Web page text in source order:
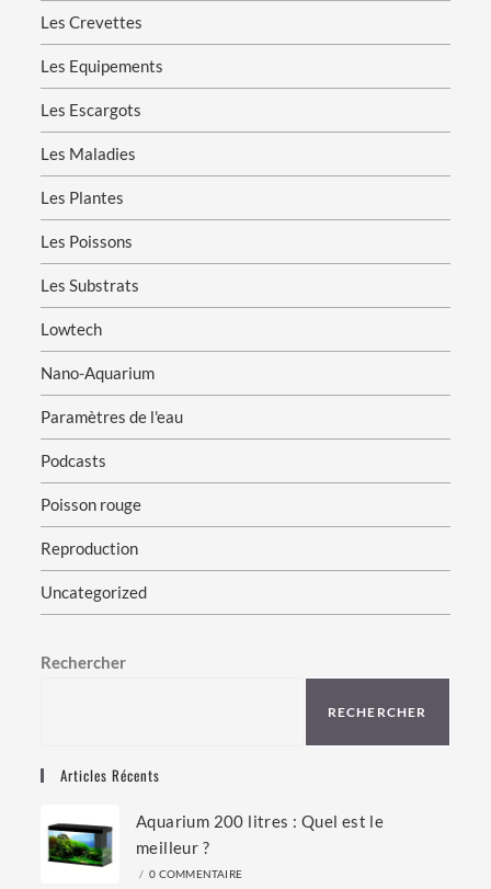
Les Crevettes
Les Equipements
Les Escargots
Les Maladies
Les Plantes
Les Poissons
Les Substrats
Lowtech
Nano-Aquarium
Paramètres de l'eau
Podcasts
Poisson rouge
Reproduction
Uncategorized
Rechercher
RECHERCHER
Articles Récents
Aquarium 200 litres : Quel est le
meilleur ?
/ 0 COMMENTAIRE